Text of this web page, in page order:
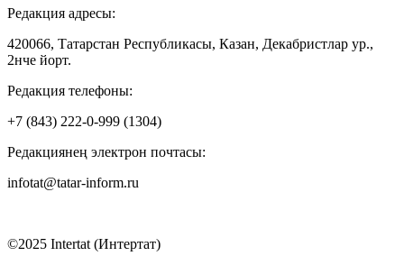
Редакция адресы:
420066, Татарстан Республикасы, Казан, Декабристлар ур.,
2нче йорт.
Редакция телефоны:
+7 (843) 222-0-999 (1304)
Редакциянең электрон почтасы:
infotat@tatar-inform.ru
©2025 Intertat (Интертат)